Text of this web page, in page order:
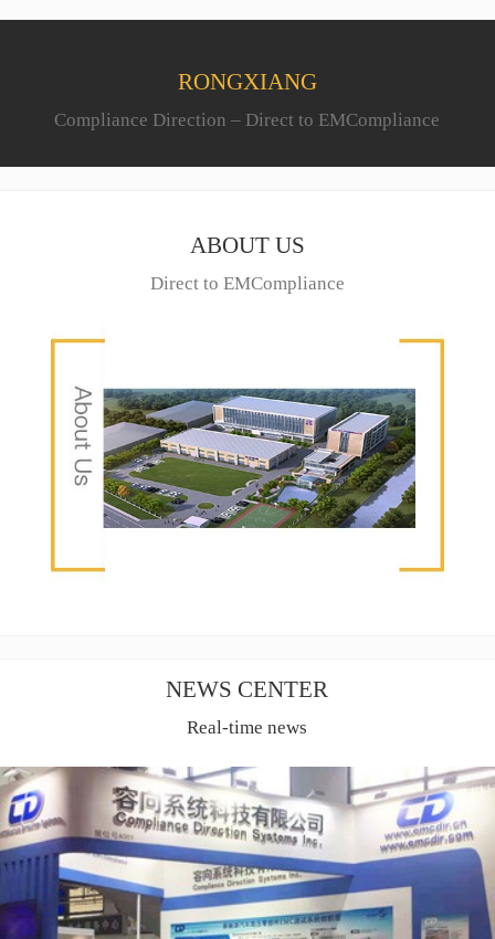
RONGXIANG
Compliance Direction – Direct to EMCompliance
ABOUT US
Direct to EMCompliance
NEWS CENTER
Real-time news